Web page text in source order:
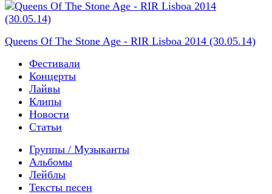
Queens Of The Stone Age - RIR Lisboa 2014 (30.05.14)
Фестивали
Концерты
Лайвы
Клипы
Новости
Статьи
Группы / Музыканты
Альбомы
Лейблы
Тексты песен